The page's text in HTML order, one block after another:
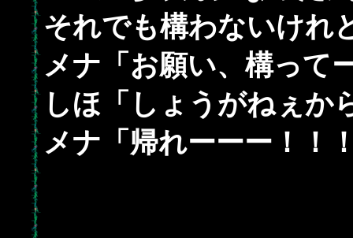
それでも構わないけれ
メナ「お願い、構って
しほ「しょうがねぇか
メナ「帰れーーー！！